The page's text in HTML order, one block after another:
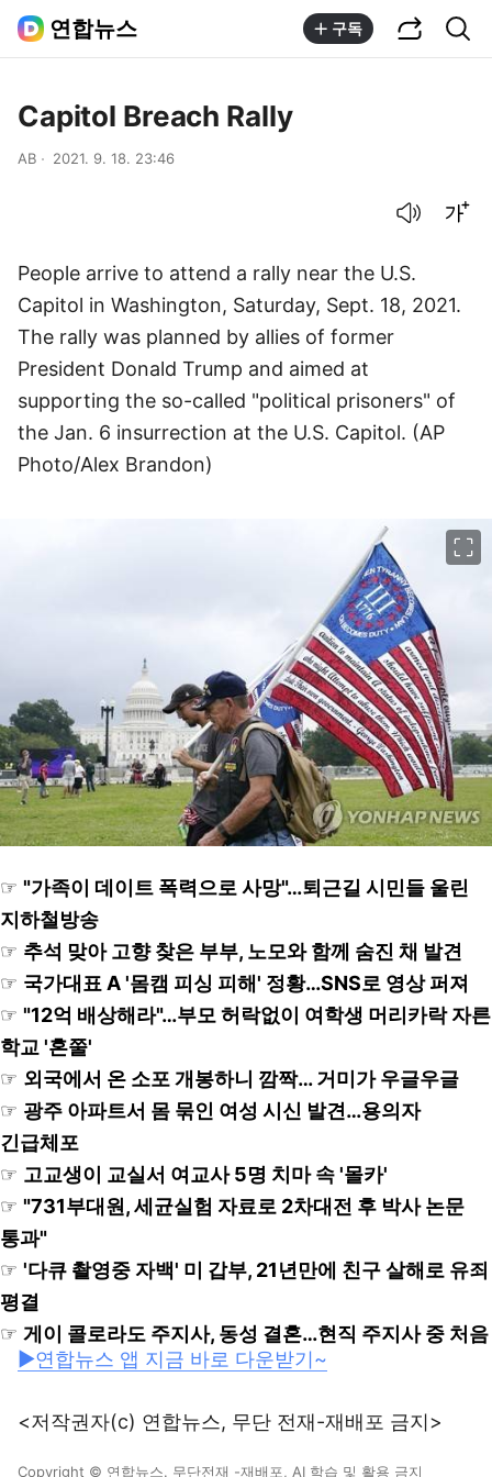
연합뉴스 구독
Capitol Breach Rally
AB 2021. 9. 18. 23:46
People arrive to attend a rally near the U.S.
Capitol in Washington, Saturday, Sept. 18, 2021.
The rally was planned by allies of former
President Donald Trump and aimed at
supporting the so-called "political prisoners" of
the Jan. 6 insurrection at the U.S. Capitol. (AP
Photo/Alex Brandon)
☞ "가족이 데이트 폭력으로 사망"…퇴근길 시민들 울린
지하철방송
☞ 추석 맞아 고향 찾은 부부, 노모와 함께 숨진 채 발견
☞ 국가대표 A '몸캠 피싱 피해' 정황…SNS로 영상 퍼져
☞ "12억 배상해라"…부모 허락없이 여학생 머리카락 자른
학교 '혼쭐'
☞ 외국에서 온 소포 개봉하니 깜짝… 거미가 우글우글
☞ 광주 아파트서 몸 묶인 여성 시신 발견…용의자
긴급체포
☞ 고교생이 교실서 여교사 5명 치마 속 '몰카'
☞ "731부대원, 세균실험 자료로 2차대전 후 박사 논문
통과"
☞ '다큐 촬영중 자백' 미 갑부, 21년만에 친구 살해로 유죄
평결
☞ 게이 콜로라도 주지사, 동성 결혼…현직 주지사 중 처음
▶연합뉴스 앱 지금 바로 다운받기~
<저작권자(c) 연합뉴스, 무단 전재-재배포 금지>
Copyright © 연합뉴스. 무단전재 -재배포, AI 학습 및 활용 금지